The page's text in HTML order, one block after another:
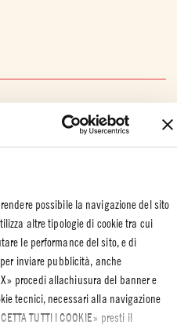
possibile la navigazione del sito
altre tipologie di cookie tra cui
le performance del sito, e di
inviare pubblicità, anche
procedi allachiusura del banner e
tecnici, necessari alla navigazione
TUTTI I COOKIE» presti il
CON